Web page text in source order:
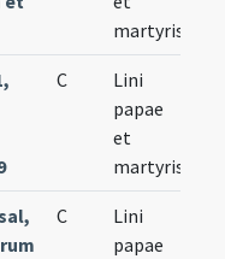
martyris
C
Lini
papae
et
martyris
C
Lini
papae